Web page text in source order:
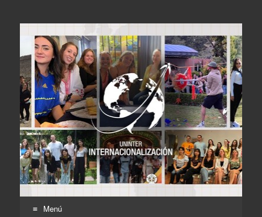
Internacionalización
UNINTER
Menú